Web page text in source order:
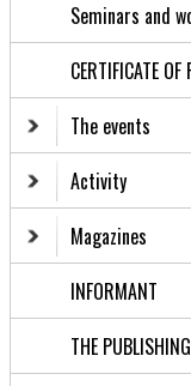
Seminars and
CERTIFICATE OF
The events
Activity
Magazines
INFORMANT
THE PUBLISHING